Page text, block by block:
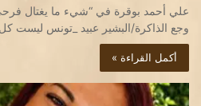
علي أحمد بوقرة في “شيء ما يغتال
وجع الذاكرة/البشير عبيد _تونس ليست
أكمل القراءة »